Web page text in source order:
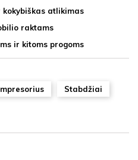
atlikimas
raktams
ir kitoms progoms
Stabdžiai